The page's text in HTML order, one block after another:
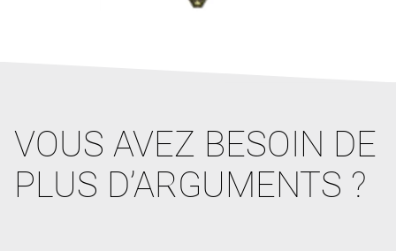
VOUS AVEZ BESOIN DE
PLUS D’ARGUMENTS ?